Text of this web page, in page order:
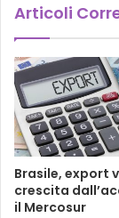
Articoli
Brasile, export
crescita
il Mercosur